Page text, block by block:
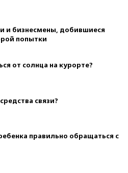
и бизнесмены, добившиеся
попытки
от солнца на курорте?
связи?
правильно обращаться с